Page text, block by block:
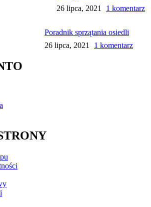
26 lipca, 2021
1 komentarz
Poradnik sprzątania osiedli
26 lipca, 2021
1 komentarz